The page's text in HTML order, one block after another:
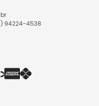
94224-4538